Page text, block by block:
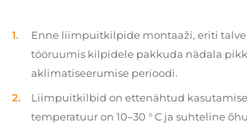
Enne liimpuitkilpide montaaži, eriti
tööruumis kilpidele pakkuda nädala
aklimatiseerumise perioodi.
Liimpuitkilbid on ettenähtud
temperatuur on 10–30 ° C ja suhteline